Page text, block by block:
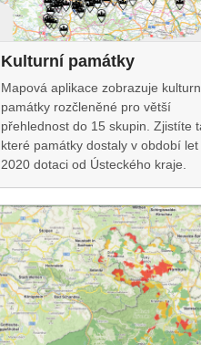
Kulturní památky
Mapová aplikace zobrazuje
památky rozčleněné pro větší
přehlednost do 15 skupin. Zjistíte
které památky dostaly v období let
2020 dotaci od Ústeckého kraje.